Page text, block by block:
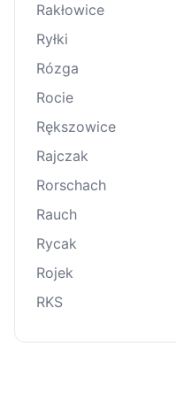
Rakłowice
Ryłki
Rózga
Rocie
Rększowice
Rajczak
Rorschach
Rauch
Rycak
Rojek
RKS